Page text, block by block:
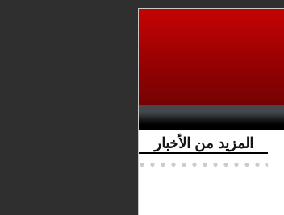
المزيد من الأخبار